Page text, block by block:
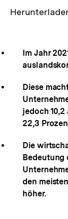
Im Jahr
Diese
jedoch
22,3
Die
Bedeutung
den
höher.